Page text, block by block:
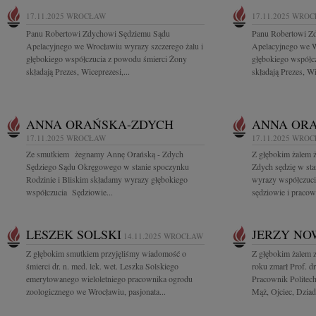
17.11.2025 WROCŁAW
Panu Robertowi Zdychowi Sędziemu Sądu
Apelacyjnego we Wrocławiu wyrazy szczerego żalu i
głębokiego współczucia z powodu śmierci Żony
składają Prezes, Wiceprezesi,...
17.11.2025
Panu Robertowi
Apelacyjnego we
głębokiego
składają Prezes,
ANNA ORAŃSKA-ZDYCH
17.11.2025 WROCŁAW
Ze smutkiem żegnamy Annę Orańską - Zdych
Sędziego Sądu Okręgowego w stanie spoczynku
Rodzinie i Bliskim składamy wyrazy głębokiego
współczucia Sędziowie...
ANNA
17.11.2025
Z głębokim żalem
Zdych sędzię w
wyrazy
sędziowie i
LESZEK SOLSKI 14.11.2025 WROCŁAW
Z głębokim smutkiem przyjęliśmy wiadomość o
śmierci dr. n. med. lek. wet. Leszka Solskiego
emerytowanego wieloletniego pracownika ogrodu
zoologicznego we Wrocławiu, pasjonata...
JERZY
Z głębokim żalem
roku zmarł Prof.
Pracownik
Mąż, Ojciec,